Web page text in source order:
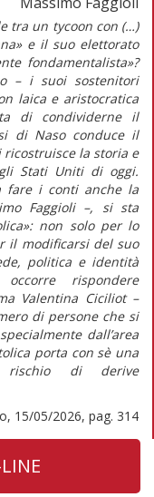
tra un tycoon con (…)
e il suo elettorato
fondamentalista»?
– i suoi sostenitori
laica e aristocratica
di condividerne il
di Naso conduce il
la storia e
Stati Uniti di oggi.
fare i conti anche la
Faggioli –, si sta
non solo per lo
il modificarsi del suo
politica e identità
rispondere
Valentina Ciciliot –
di persone che si
dall’area
porta con sè una
di derive
15/05/2026, pag. 314